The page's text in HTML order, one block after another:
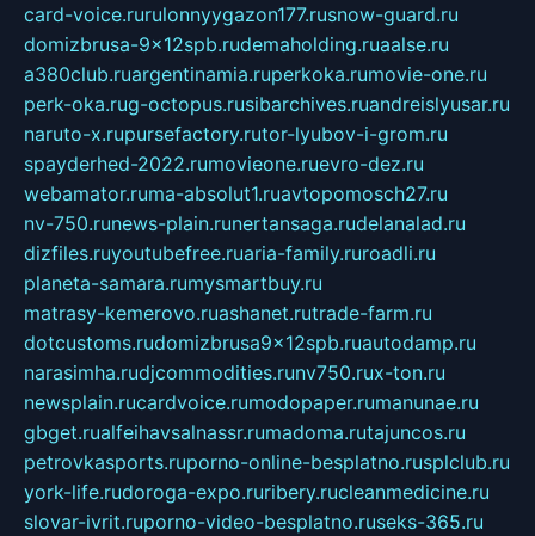
card-voice.rurulonnyygazon177.rusnow-guard.ru
domizbrusa-9x12spb.rudemaholding.ruaalse.ru
a380club.ruargentinamia.ruperkoka.rumovie-one.ru
perk-oka.rug-octopus.rusibarchives.ruandreislyusar.ru
naruto-x.rupursefactory.rutor-lyubov-i-grom.ru
spayderhed-2022.rumovieone.ruevro-dez.ru
webamator.ruma-absolut1.ruavtopomosch27.ru
nv-750.runews-plain.runertansaga.rudelanalad.ru
dizfiles.ruyoutubefree.ruaria-family.ruroadli.ru
planeta-samara.rumysmartbuy.ru
matrasy-kemerovo.ruashanet.rutrade-farm.ru
dotcustoms.rudomizbrusa9x12spb.ruautodamp.ru
narasimha.rudjcommodities.runv750.rux-ton.ru
newsplain.rucardvoice.rumodopaper.rumanunae.ru
gbget.rualfeihavsalnassr.rumadoma.rutajuncos.ru
petrovkasports.ruporno-online-besplatno.rusplclub.ru
york-life.rudoroga-expo.ruribery.rucleanmedicine.ru
slovar-ivrit.ruporno-video-besplatno.ruseks-365.ru